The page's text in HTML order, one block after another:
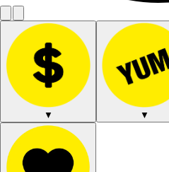
▼ ▼